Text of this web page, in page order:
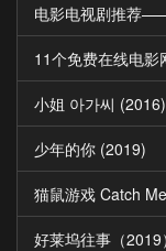
电影电视剧推荐
11个免费在线电影
小姐 아가씨 (2016)
少年的你 (2019)
猫鼠游戏 Catch
好莱坞往事（2019）